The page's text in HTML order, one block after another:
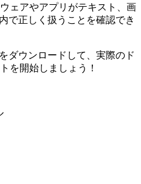
ェアやアプリがテキスト、画
で正しく扱うことを確認でき
ダウンロードして、実際のド
を開始しましょう！